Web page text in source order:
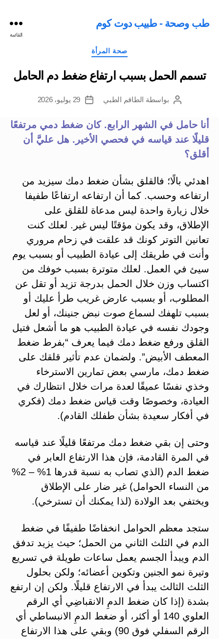
طب وصحة - طبيب دوت كوم
القائمة
التصنيفات
صحة المرأة
تسمم الحمل بسبب ارتفاع ضغط دم الحامل
كاتببواسطة الطاقم الطبي
تاريخ
29 يوليو، 2026
أنا حامل في الشهر الرابع. كان ضغط دمي مرتفعًا
قليلًا عند قياسه في فحصي الأخير. هل عليَّ أن
أقلق؟
اهدئي بالًا؛ فالقلق بشأن ضغط دمك سيزيد من
ارتفاعه وحسب. كما أن ارتفاعه ارتفاعًا طفيفا
خلال زيارة واحدة ليس مدعاة للقلق على
الإطلاق، وقد يكون مؤقتًا ليس غير. لعلك كنت
تعانين التوتر كونك قد علقت في زحام مروري
وأنت في طريقك إلى عيادة الطبيب أو بسبب يوم
سيئ في العمل. لعلك متوترة بسبب خوفك من
اكتساب وزن خلال الحمل بدرجة تزيد أو تقل عن
المطلوب، أو بسبب عارض غريب طرأ عليك أو
بسبب تلهفك لسماع صوت نبض جنينك، أو لعل
وجودك نفسه في عيادة الطبيب هو ما أشعل فتيل
القلق ورفع ضغط دمك فيما يعرف “بفرط ضغط
المعطف الأبيض”. ولضمان عدم تأثير قلقك على
ضغط دمك، مارسي بعض تمارين الاسترخاء
وخذي نفسًا عميقًا لعدة مرات خلال انتظارك في
العيادة، وخصوصًا وقت قياس ضغط دمك (فكري
في أفكار سعيدة بشأن طفلك القادم).
وحتى إن بقي ضغط دمك مرتفعًا قليلًا عند قياسه
في المرة القادمة، فإن هذا الارتفاع العابر في
ضغط الدم (الذي تصاب به نسبة قدرها 1% – 2%
من النساء الحوامل) غير ضار على الإطلاق
ويختفي بعد الولادة (لذا يمكنك أن تسترخي).
ستجد معظم الحوامل انخفاضًا طفيفًا في ضغط
الدم في الثلث الثاني من الحمل؛ حيث يزيد تدفق
الدم ويبدأ الجسم يعمل ساعات طويلة في تسريع
وتيرة نمو الجنين وتكوين أعضائه؛ ولكن بحلول
الثلث الثالث يبدأ في الارتفاع قليلًا. ولكن إن ارتفع
بشدة (إذا كان ضغط الدمِ الانقباضِي‎ أي الرقم
العلوي 140 أو أكثر، أو ضغط الدمِ الانبساطي أي
الرقم السفلي فوق 90) وبقي على هذا الارتفاع